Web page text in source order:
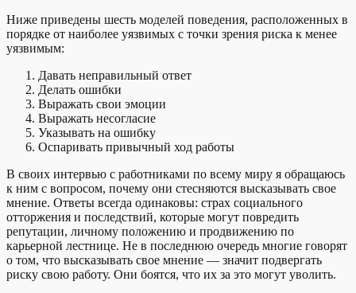
Ниже приведены шесть моделей поведения, расположенных в
порядке от наиболее уязвимых с точки зрения риска к менее
уязвимым:
Давать неправильный ответ
Делать ошибки
Выражать свои эмоции
Выражать несогласие
Указывать на ошибку
Оспаривать привычный ход работы
В своих интервью с работниками по всему миру я обращаюсь
к ним с вопросом, почему они стесняются высказывать свое
мнение. Ответы всегда одинаковы: страх социального
отторжения и последствий, которые могут повредить
репутации, личному положению и продвижению по
карьерной лестнице. Не в последнюю очередь многие говорят
о том, что высказывать свое мнение — значит подвергать
риску свою работу. Они боятся, что их за это могут уволить.